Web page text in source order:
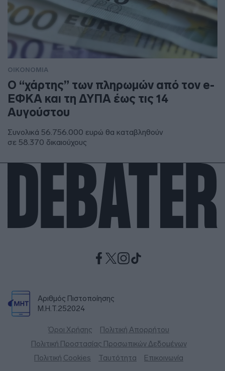
ΟΙΚΟΝΟΜΙΑ
Ο “χάρτης” των πληρωμών από τον e-
ΕΦΚΑ και τη ΔΥΠΑ έως τις 14
Αυγούστου
Συνολικά 56.756.000 ευρώ θα καταβληθούν
σε 58.370 δικαιούχους
Αριθμός Πιστοποίησης
Μ.Η.Τ.252024
Όροι Χρήσης
Πολιτική Απορρήτου
Πολιτική Προστασίας Προσωπικών Δεδομένων
Πολιτική Cookies
Ταυτότητα Επικοινωνία